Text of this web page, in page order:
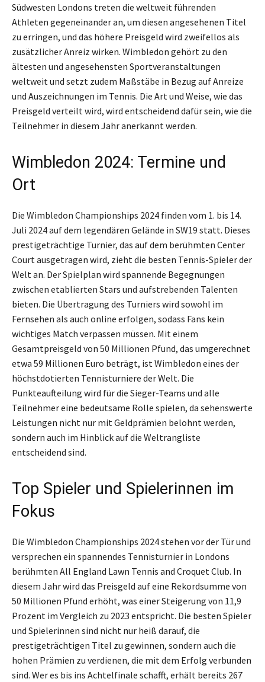
Südwesten Londons treten die weltweit führenden
Athleten gegeneinander an, um diesen angesehenen Titel
zu erringen, und das höhere Preisgeld wird zweifellos als
zusätzlicher Anreiz wirken. Wimbledon gehört zu den
ältesten und angesehensten Sportveranstaltungen
weltweit und setzt zudem Maßstäbe in Bezug auf Anreize
und Auszeichnungen im Tennis. Die Art und Weise, wie das
Preisgeld verteilt wird, wird entscheidend dafür sein, wie die
Teilnehmer in diesem Jahr anerkannt werden.
Wimbledon 2024: Termine und
Ort
Die Wimbledon Championships 2024 finden vom 1. bis 14.
Juli 2024 auf dem legendären Gelände in SW19 statt. Dieses
prestigeträchtige Turnier, das auf dem berühmten Center
Court ausgetragen wird, zieht die besten Tennis-Spieler der
Welt an. Der Spielplan wird spannende Begegnungen
zwischen etablierten Stars und aufstrebenden Talenten
bieten. Die Übertragung des Turniers wird sowohl im
Fernsehen als auch online erfolgen, sodass Fans kein
wichtiges Match verpassen müssen. Mit einem
Gesamtpreisgeld von 50 Millionen Pfund, das umgerechnet
etwa 59 Millionen Euro beträgt, ist Wimbledon eines der
höchstdotierten Tennisturniere der Welt. Die
Punkteaufteilung wird für die Sieger-Teams und alle
Teilnehmer eine bedeutsame Rolle spielen, da sehenswerte
Leistungen nicht nur mit Geldprämien belohnt werden,
sondern auch im Hinblick auf die Weltrangliste
entscheidend sind.
Top Spieler und Spielerinnen im
Fokus
Die Wimbledon Championships 2024 stehen vor der Tür und
versprechen ein spannendes Tennisturnier in Londons
berühmten All England Lawn Tennis and Croquet Club. In
diesem Jahr wird das Preisgeld auf eine Rekordsumme von
50 Millionen Pfund erhöht, was einer Steigerung von 11,9
Prozent im Vergleich zu 2023 entspricht. Die besten Spieler
und Spielerinnen sind nicht nur heiß darauf, die
prestigeträchtigen Titel zu gewinnen, sondern auch die
hohen Prämien zu verdienen, die mit dem Erfolg verbunden
sind. Wer es bis ins Achtelfinale schafft, erhält bereits 267